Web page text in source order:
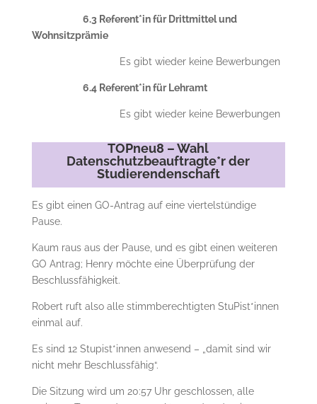
6.3 Referent*in für Drittmittel und
Wohnsitzprämie
Es gibt wieder keine Bewerbungen
6.4 Referent*in für Lehramt
Es gibt wieder keine Bewerbungen
TOPneu8 – Wahl
Datenschutzbeauftragte*r der
Studierendenschaft
Es gibt einen GO-Antrag auf eine viertelstündige
Pause.
Kaum raus aus der Pause, und es gibt einen weiteren
GO Antrag; Henry möchte eine Überprüfung der
Beschlussfähigkeit.
Robert ruft also alle stimmberechtigten StuPist*innen
einmal auf.
Es sind 12 Stupist*innen anwesend – „damit sind wir
nicht mehr Beschlussfähig“.
Die Sitzung wird um 20:57 Uhr geschlossen, alle